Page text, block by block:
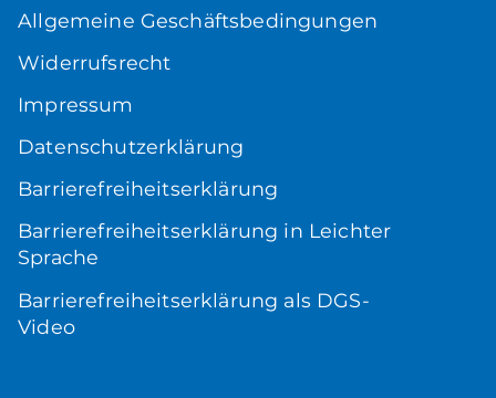
Allgemeine Geschäftsbedingungen
Widerrufsrecht
Impressum
Datenschutzerklärung
Barrierefreiheitserklärung
Barrierefreiheitserklärung in Leichter
Sprache
Barrierefreiheitserklärung als DGS-
Video